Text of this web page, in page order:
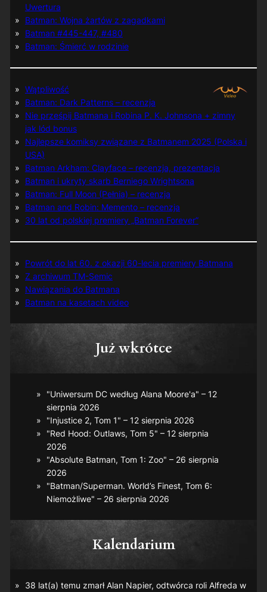
Uwertura
Batman: Wojna żartów z zagadkami
Batman #445-447, #480
Batman: Śmierć w rodzinie
Wątpliwość
Batman: Dark Patterns – recenzja
Nie prześpij Batmana i Robina P. K. Johnsona + zimny
jak lód bonus
Najlepsze komiksy związane z Batmanem 2025 (Polska i
USA)
Batman Arkham: Clayface – recenzja, prezentacja
Batman i ukryty skarb Berniego Wrightsona
Batman: Full Moon (Pełnia) – recenzja
Batman and Robin: Memento – recenzja
30 lat od polskiej premiery „Batman Forever”
Powrót do lat 60. z okazji 60-lecia premiery Batmana
Z archiwum TM-Semic
Nawiązania do Batmana
Batman na kasetach video
Już wkrótce
"Uniwersum DC według Alana Moore'a" – 12
sierpnia 2026
"Injustice 2, Tom 1" – 12 sierpnia 2026
"Red Hood: Outlaws, Tom 5" – 12 sierpnia
2026
"Absolute Batman, Tom 1: Zoo" – 26 sierpnia
2026
"Batman/Superman. World’s Finest, Tom 6:
Niemożliwe" – 26 sierpnia 2026
Kalendarium
38 lat(a) temu zmarł Alan Napier, odtwórca roli Alfreda w